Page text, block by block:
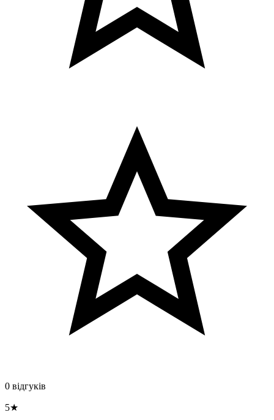
0 відгуків
5★